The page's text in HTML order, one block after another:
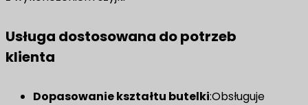
Usługa dostosowana do potrzeb
klienta
Dopasowanie kształtu butelki:Obsługuje